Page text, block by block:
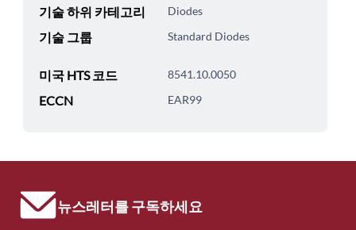
기술 하위 카테고리 Diodes
기술 그룹 Standard Diodes
미국 HTS 코드 8541.10.0050
ECCN EAR99
뉴스레터를 구독하세요